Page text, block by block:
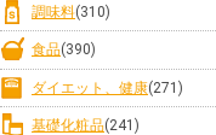
調味料(310)
食品(390)
ダイエット、健康(271)
基礎化粧品(241)